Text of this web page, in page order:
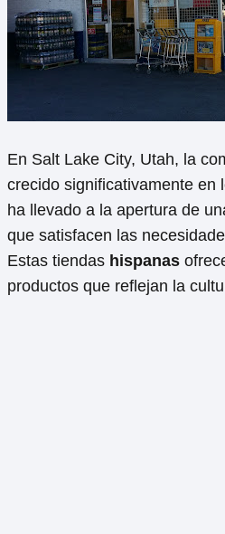
En Salt Lake City, Utah, la
crecido significativamente en
ha llevado a la apertura de
que satisfacen las
Estas tiendas hispanas
productos que reflejan la